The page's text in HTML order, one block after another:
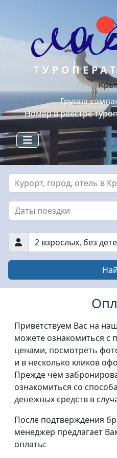
Группа
Номер в реестре
Курорт, город, отель в
Даты поездки
2 взрослых, без
Приветствуем Вас на
можете ознакомиться
ценами, посмотреть
и в несколько кликов
Прежде чем
ознакомиться со
денежных средств в
После подтверждения
менеджер предлагает
оплаты: